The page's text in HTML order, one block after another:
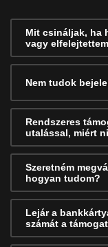
Mit csináljak, ha
vagy
Nem tudok
Rendszeres
utalással, miért
Szeretném
hogyan tudom?
Lejár a
számát a